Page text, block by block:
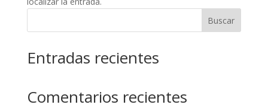
Buscar
Entradas recientes
Comentarios recientes